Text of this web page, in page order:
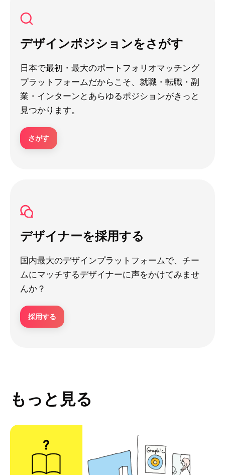
デザインポジションをさがす
日本で最初・最大のポートフォリオマッチング
プラットフォームだからこそ、就職・転職・副
業・インターンとあらゆるポジションがきっと
見つかります。
さがす
デザイナーを採用する
国内最大のデザインプラットフォームで、チー
ムにマッチするデザイナーに声をかけてみませ
んか？
採用する
もっと見る